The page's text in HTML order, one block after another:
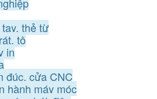
thẻ từ
tô
in
đúc, cửa CNC
hành máy móc